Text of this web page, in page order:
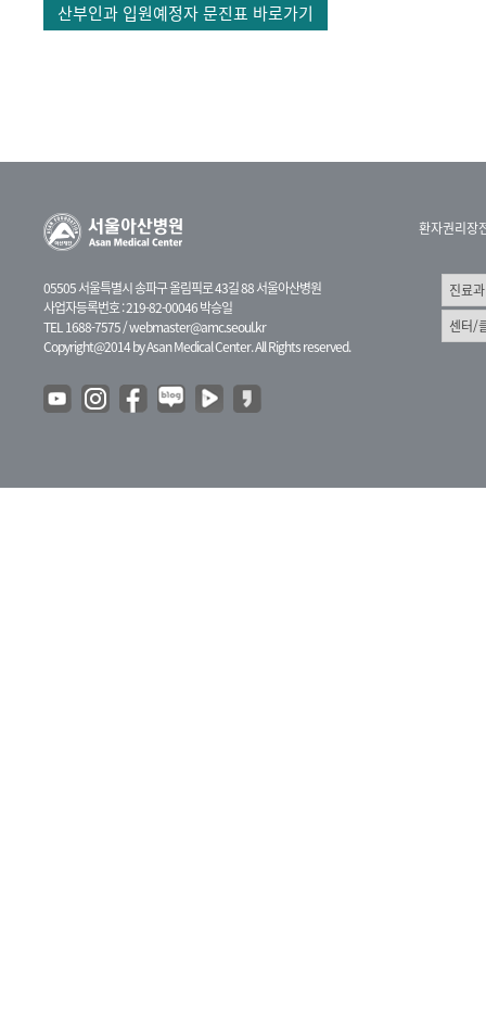
산부인과 입원예정자 문진표 바로가기
05505 서울특별시 송파구 올림픽로 43길 88 서울아산병원
사업자등록번호 : 219-82-00046 박승일
TEL 1688-7575 /webmaster@amc.seoul.kr
Copyright@2014 by Asan Medical Center. All Rights reserved.
환자권리장